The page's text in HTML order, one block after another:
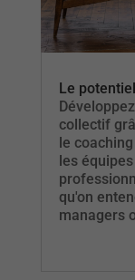
Le
collectif
le
les
qu'on
managers